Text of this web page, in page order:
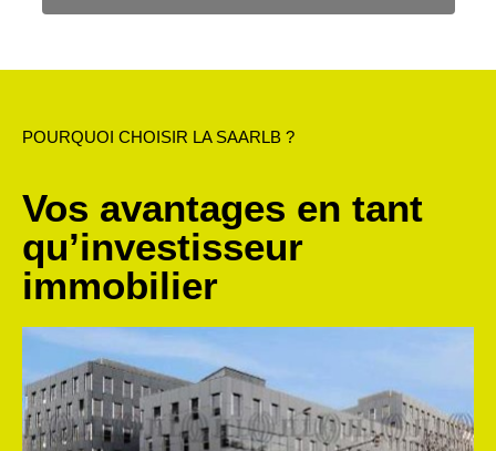
POURQUOI CHOISIR LA SAARLB ?
Vos avantages en tant
qu’investisseur
immobilier